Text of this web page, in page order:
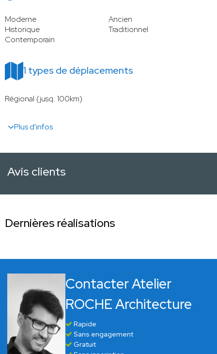
Moderne
Ancien
Historique
Traditionnel
Contemporain
1 types de déplacements
Régional (jusq. 100km)
Plus d'infos
Avis clients
Dernières réalisations
Contacter Atelier
ROCHE Architecture
Rapide
Sans engagement
Gratuit